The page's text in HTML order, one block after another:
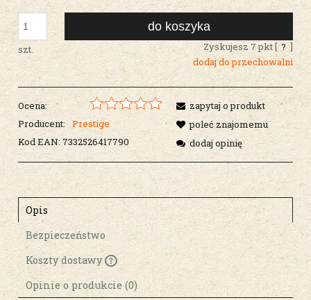
szt.
do koszyka
Zyskujesz 7pkt [ ? ]
dodaj do przechowalni
Ocena:
Producent:
Prestige
Kod EAN: 7332526417790
zapytaj o produkt
poleć znajomemu
dodaj opinię
Opis
Bezpieczeństwo
Koszty dostawy
Cena nie zawiera ewentualnych kosztów
płatności
Opinie o produkcie (0)